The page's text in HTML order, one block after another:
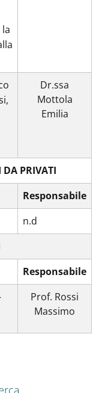
Dr.ssa
Mottola
Emilia
DA PRIVATI
Responsabile
n.d
Responsabile
Prof. Rossi
Massimo